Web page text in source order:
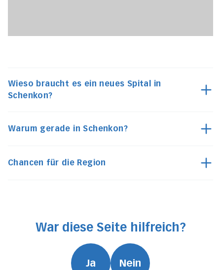
Wieso braucht es ein neues Spital in
Schenkon?
Warum gerade in Schenkon?
Chancen für die Region
War diese Seite hilfreich?
Ja Nein